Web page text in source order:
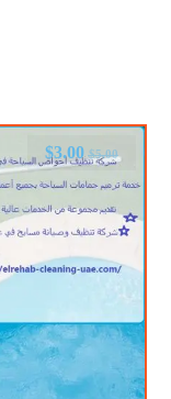
$5.00
$3.00